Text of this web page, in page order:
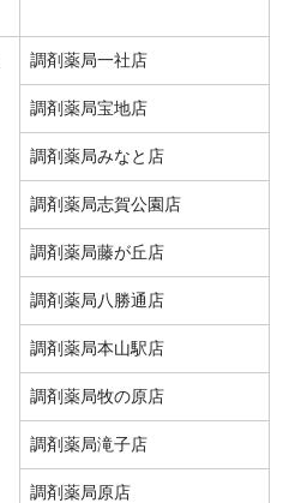
調剤薬局一社店
調剤薬局宝地店
調剤薬局みなと店
調剤薬局志賀公園店
調剤薬局藤が丘店
調剤薬局八勝通店
調剤薬局本山駅店
調剤薬局牧の原店
調剤薬局滝子店
調剤薬局原店